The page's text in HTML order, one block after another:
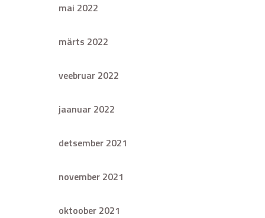
mai 2022
märts 2022
veebruar 2022
jaanuar 2022
detsember 2021
november 2021
oktoober 2021